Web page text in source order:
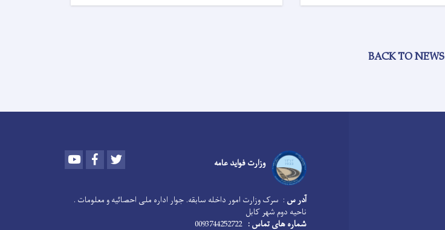
BACK TO NEWS
وزارت فواید عامه Youtube Facebook
آدر س : سرک وزارت امور داخله سابقه. جوار اداره ملی احصائیه و معلومات .
ناحیه دوم شهر کابل
شماره های تماس : 0093744252722